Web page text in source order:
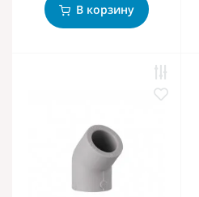
В корзину